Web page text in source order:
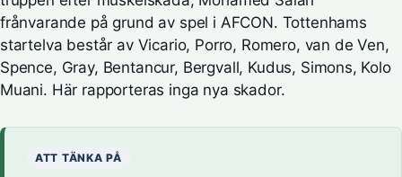
frånvarande på grund av spel i AFCON. Tottenhams
startelva består av Vicario, Porro, Romero, van de Ven,
Spence, Gray, Bentancur, Bergvall, Kudus, Simons, Kolo
Muani. Här rapporteras inga nya skador.
ATT TÄNKA PÅ